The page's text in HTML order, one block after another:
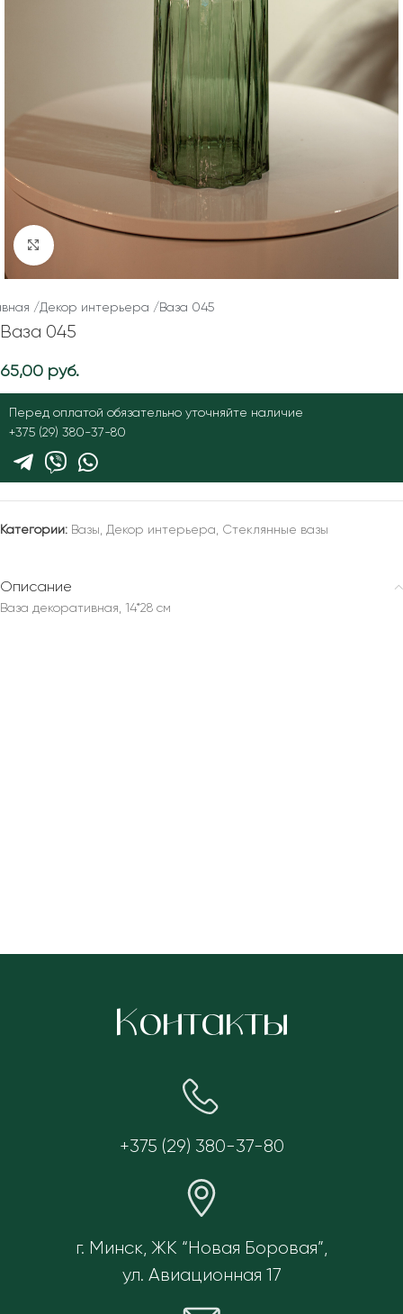
Нажмите, чтобы увеличить
/Декор интерьера /Ваза 045
Ваза 045
65,00 руб.
Перед оплатой обязательно уточняйте наличие
+375 (29) 380-37-80
Категории: Вазы Декор интерьера Стеклянные вазы
Описание
Ваза декоративная, 14*28 см
Контакты
+375 (29) 380-37-80
г. Минск, ЖК “Новая Боровая”,
ул. Авиационная 17